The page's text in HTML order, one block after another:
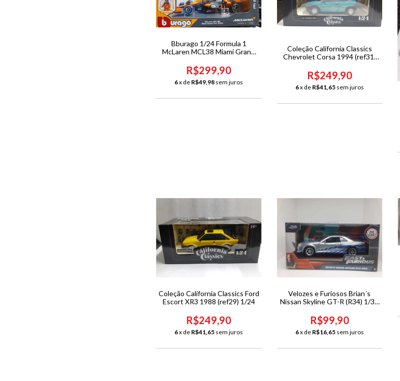
Bburago 1/24 Formula 1
McLaren MCL38 Miami Grand
piloto
R$299,90
6x de R$49,98 sem juros
Coleção California Classics
Chevrolet Corsa 1994 (ref31)
R$249,90
6x de R$41,65 sem juros
Coleção California Classics Ford
Escort XR3 1988 (ref29) 1/24
R$249,90
6x de R$41,65 sem juros
Velozes e Furiosos Brian´s
Nissan Skyline GT-R (R34) 1/32
R$99,90
6x de R$16,65 sem juros